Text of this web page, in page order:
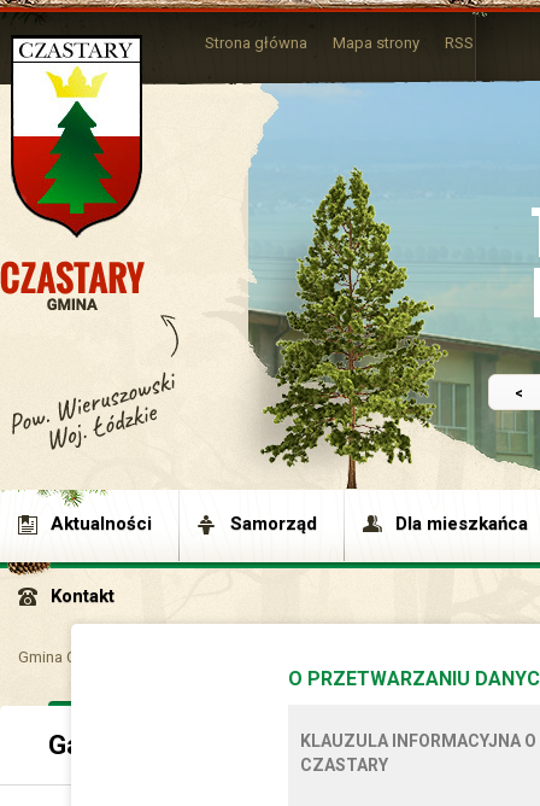
<
Strona główna Mapa strony RSS
Aktualności Samorząd Dla mieszkańca
Kontakt
Gmina Czastary
Gazeta Gminna – Wieści Gminne i inne
O PRZETWARZANIU
KLAUZULA INFORMACYJNA
CZASTARY